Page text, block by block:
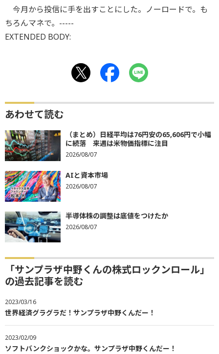
今月から投信に手を出すことにした。ノーロードで。も
ちろんマネで。-----
EXTENDED BODY:
あわせて読む
（まとめ）日経平均は76円安の65,606円で小幅
に続落 来週は米物価指標に注目
2026/08/07
AIと資本市場
2026/08/07
半導体株の調整は底値をつけたか
2026/08/07
「サンプラザ中野くんの株式ロックンロール」
の過去記事を読む
2023/03/16
世界経済グラグラだ！サンプラザ中野くんだー！
2023/02/09
ソフトバンクショックかな。サンプラザ中野くんだー！